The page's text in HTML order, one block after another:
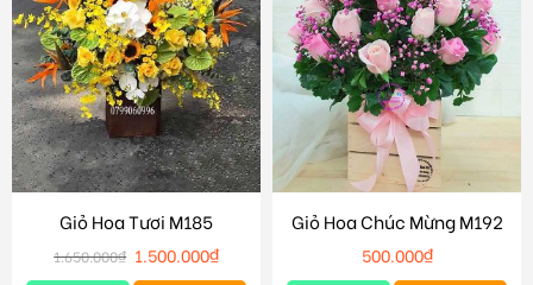
Giỏ Hoa Tươi M185
1.650.000₫ 1.500.000₫
Giỏ Hoa Chúc Mừng M192
500.000₫